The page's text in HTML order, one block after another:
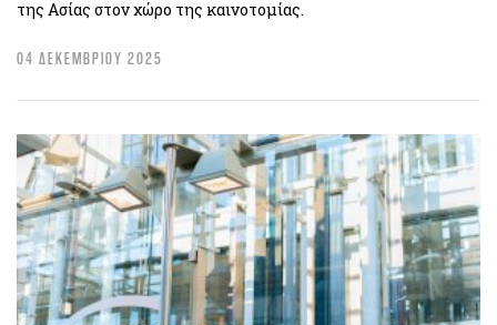
της Ασίας στον χώρο της καινοτομίας.
04 ΔΕΚΕΜΒΡΙΟΥ 2025